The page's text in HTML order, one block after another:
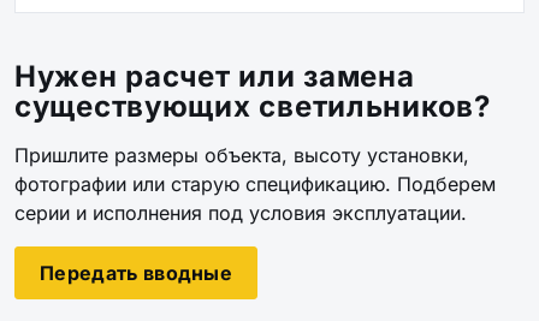
Нужен расчет или замена
существующих светильников?
Пришлите размеры объекта, высоту установки,
фотографии или старую спецификацию. Подберем
серии и исполнения под условия эксплуатации.
Передать вводные